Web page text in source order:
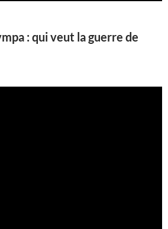
: qui veut la guerre de